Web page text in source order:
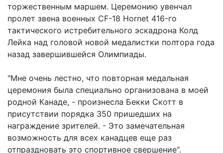
торжественным маршем. Церемонию увенчал
пролет звена военных CF-18 Hornet 416-го
тактического истребительного эскадрона Колд
Лейка над головой новой медалистки полтора года
назад завершившейся Олимпиады.
"Мне очень лестно, что повторная медальная
церемония была специально организована в моей
родной Канаде, - произнесла Бекки Скотт в
присутствии порядка 350 пришедших на
награждение зрителей. - Это замечательная
возможность для всех канадцев еще раз
отпраздновать это спортивное свершение".